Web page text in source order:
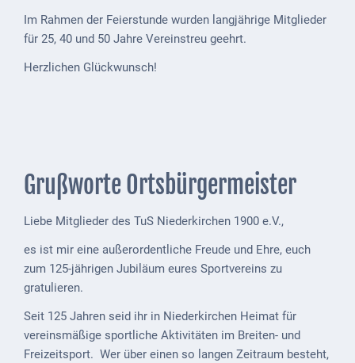
Bürgerhospital
Regionalbahn
1907
Teilung
Gemarkungen
ab
1816
Schulbilder
Datenschutz
Im Rahmen der Feierstunde wurden langjährige Mitglieder
für 25, 40 und 50 Jahre Vereinstreu geehrt.
Herzlichen Glückwunsch!
Grußworte Ortsbürgermeister
Liebe Mitglieder des TuS Niederkirchen 1900 e.V.,
es ist mir eine außerordentliche Freude und Ehre, euch
zum 125-jährigen Jubiläum eures Sportvereins zu
gratulieren.
Seit 125 Jahren seid ihr in Niederkirchen Heimat für
vereinsmäßige sportliche Aktivitäten im Breiten- und
Freizeitsport. Wer über einen so langen Zeitraum besteht,